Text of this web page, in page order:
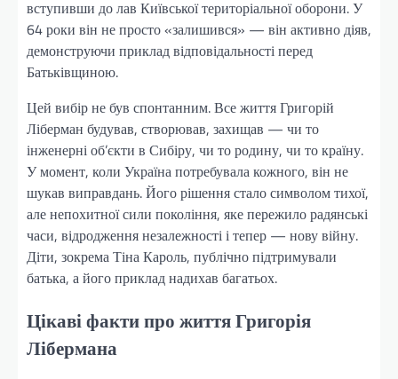
вступивши до лав Київської територіальної оборони. У
64 роки він не просто «залишився» — він активно діяв,
демонструючи приклад відповідальності перед
Батьківщиною.
Цей вибір не був спонтанним. Все життя Григорій
Ліберман будував, створював, захищав — чи то
інженерні об’єкти в Сибіру, чи то родину, чи то країну.
У момент, коли Україна потребувала кожного, він не
шукав виправдань. Його рішення стало символом тихої,
але непохитної сили покоління, яке пережило радянські
часи, відродження незалежності і тепер — нову війну.
Діти, зокрема Тіна Кароль, публічно підтримували
батька, а його приклад надихав багатьох.
Цікаві факти про життя Григорія
Лібермана